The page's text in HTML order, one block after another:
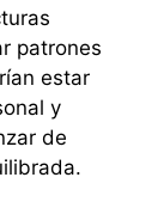
patrones
estar
y
de